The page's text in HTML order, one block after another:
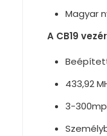
Magyar
A CB19
433,92
3-